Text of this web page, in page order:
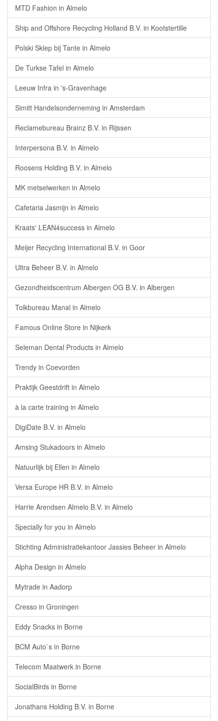
MTD Fashion in Almelo
Ship and Offshore Recycling Holland B.V. in Kootstertille
Polski Sklep bij Tante in Almelo
De Turkse Tafel in Almelo
Leeuw Infra in 's-Gravenhage
Simitt Handelsonderneming in Amsterdam
Reclamebureau Brainz B.V. in Rijssen
Interpersona B.V. in Almelo
Roosens Holding B.V. in Almelo
MK metselwerken in Almelo
Cafetaria Jasmijn in Almelo
Kraats' LEAN4success in Almelo
Meijer Recycling International B.V. in Goor
Ultra Beheer B.V. in Almelo
Gezondheidscentrum Albergen OG B.V. in Albergen
Tolkbureau Manal in Almelo
Famous Online Store in Nijkerk
Seleman Dental Products in Almelo
Trendy in Coevorden
Praktijk Geestdrift in Almelo
à la carte training in Almelo
DigiDate B.V. in Almelo
Amsing Stukadoors in Almelo
Natuurlijk bij Ellen in Almelo
Versa Europe HR B.V. in Almelo
Harrie Arendsen Almelo B.V. in Almelo
Specially for you in Almelo
Stichting Administratiekantoor Jassies Beheer in Almelo
Alpha Design in Almelo
Mytrade in Aadorp
Cresso in Groningen
Eddy Snacks in Borne
BCM Auto`s in Borne
Telecom Maatwerk in Borne
SocialBirds in Borne
Jonathans Holding B.V. in Borne